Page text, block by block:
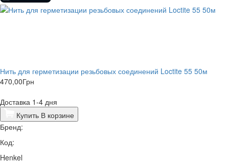
Нить для герметизации резьбовых соединений Loctite 55 50м
470,00Грн
Доставка 1-4 дня
Купить В корзине
Бренд:
Код:
Henkel